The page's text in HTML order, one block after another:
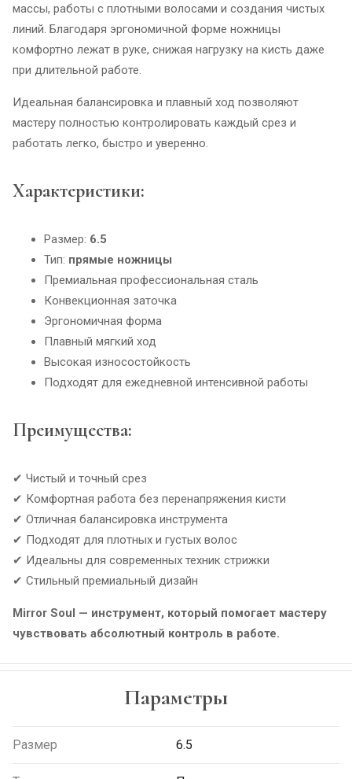
массы, работы с плотными волосами и создания чистых
линий. Благодаря эргономичной форме ножницы
комфортно лежат в руке, снижая нагрузку на кисть даже
при длительной работе.
Идеальная балансировка и плавный ход позволяют
мастеру полностью контролировать каждый срез и
работать легко, быстро и уверенно.
Характеристики:
Размер: 6.5
Тип: прямые ножницы
Премиальная профессиональная сталь
Конвекционная заточка
Эргономичная форма
Плавный мягкий ход
Высокая износостойкость
Подходят для ежедневной интенсивной работы
Преимущества:
✔ Чистый и точный срез
✔ Комфортная работа без перенапряжения кисти
✔ Отличная балансировка инструмента
✔ Подходят для плотных и густых волос
✔ Идеальны для современных техник стрижки
✔ Стильный премиальный дизайн
Mirror Soul — инструмент, который помогает мастеру
чувствовать абсолютный контроль в работе.
Параметры
Размер 6.5